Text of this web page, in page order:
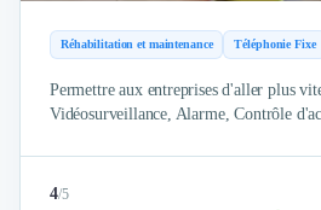
Réhabilitation et maintenance Téléphonie Fixe
Permettre aux entreprises d'aller plus
Vidéosurveillance, Alarme, Contrôle
4/5